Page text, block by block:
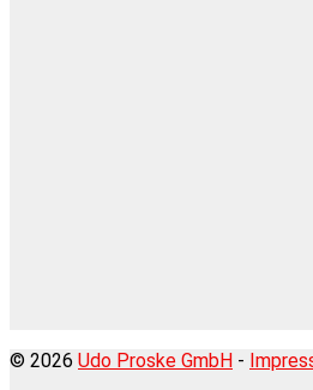
© 2026 Udo Proske GmbH -